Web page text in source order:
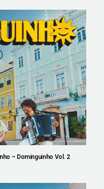
– Dominguinho Vol. 2